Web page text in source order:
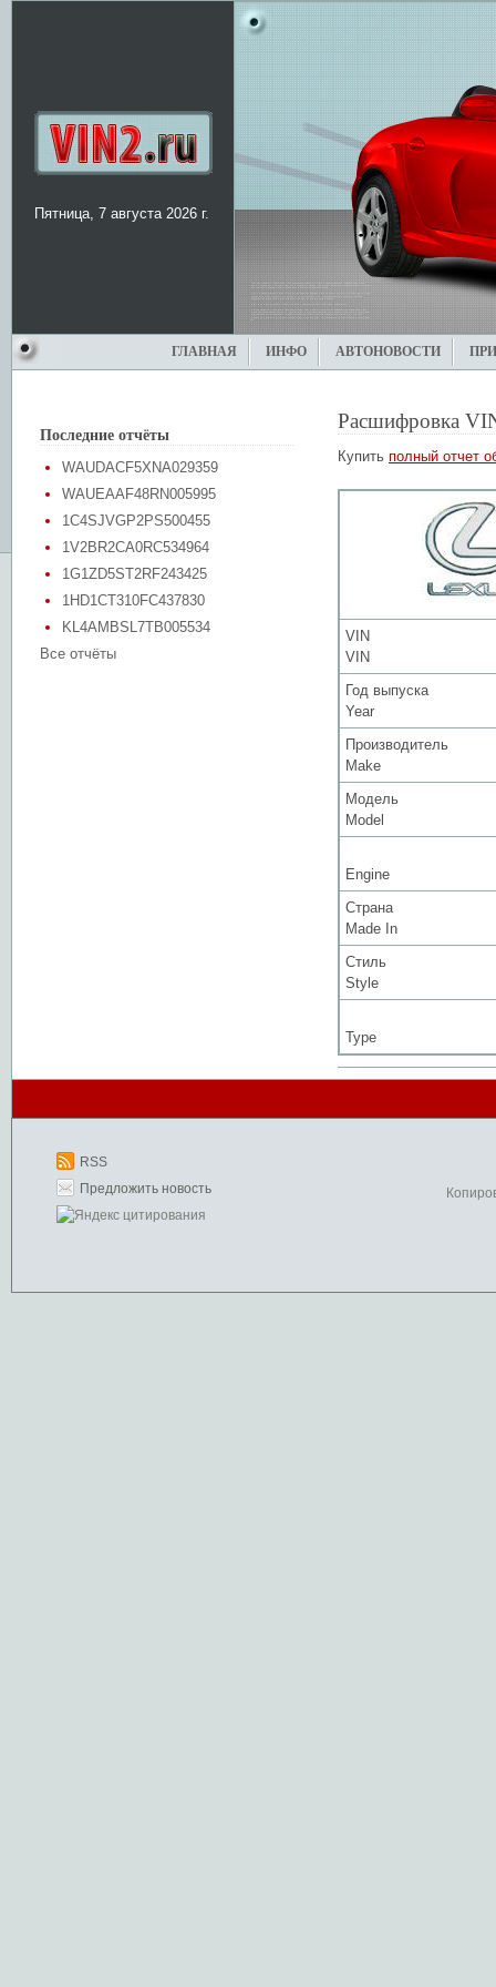
Пятница, 7 августа 2026 г.
ГЛАВНАЯ ИНФО АВТОНОВОСТИ
Последние отчёты
WAUDACF5XNA029359
WAUEAAF48RN005995
1C4SJVGP2PS500455
1V2BR2CA0RC534964
1G1ZD5ST2RF243425
1HD1CT310FC437830
KL4AMBSL7TB005534
Все отчёты
Расшифровка
Купить полный отчет
VIN
VIN
Год выпуска
Year
Производитель
Make
Модель
Model
Engine
Страна
Made In
Стиль
Style
Type
RSS
Предложить новость